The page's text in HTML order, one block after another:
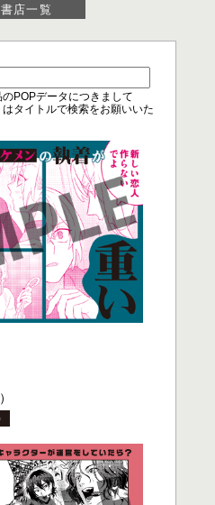
店一覧
POPデータにつきまして
タイトルで検索をお願いいた